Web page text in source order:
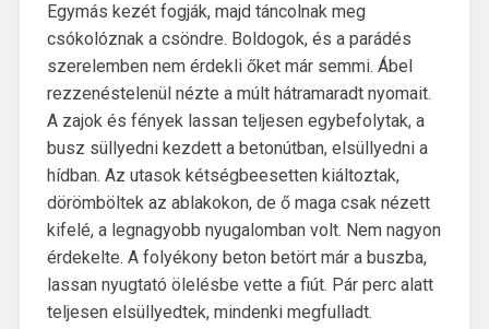
Egymás kezét fogják, majd táncolnak meg
csókolóznak a csöndre. Boldogok, és a parádés
szerelemben nem érdekli őket már semmi. Ábel
rezzenéstelenül nézte a múlt hátramaradt nyomait.
A zajok és fények lassan teljesen egybefolytak, a
busz süllyedni kezdett a betonútban, elsüllyedni a
hídban. Az utasok kétségbeesetten kiáltoztak,
dörömböltek az ablakokon, de ő maga csak nézett
kifelé, a legnagyobb nyugalomban volt. Nem nagyon
érdekelte. A folyékony beton betört már a buszba,
lassan nyugtató ölelésbe vette a fiút. Pár perc alatt
teljesen elsüllyedtek, mindenki megfulladt.